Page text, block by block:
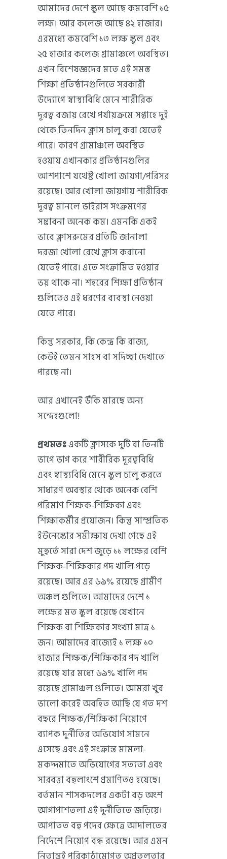
আমাদের দেশে স্কুল আছে কমবেশি ১৫
লক্ষ। আর কলেজ আছে ৪২ হাজার।
এরমধ্যে কমবেশি ১৩ লক্ষ স্কুল এবং
২৫ হাজার কলেজ গ্রামাঞ্চলে অবস্থিত।
এখন বিশেষজ্ঞদের মতে এই সমস্ত
শিক্ষা প্রতিষ্ঠানগুলিতে সরকারী
উদ্যোগে স্বাস্থ্যবিধি মেনে শারীরিক
দূরত্ব বজায় রেখে পর্যায়ক্রমে সপ্তাহে দুই
থেকে তিনদিন ক্লাস চালু করা যেতেই
পারে। কারণ গ্রামাঞ্চলে অবস্থিত
হওয়ায় এখানকার প্রতিষ্ঠানগুলির
আশপাশে যথেষ্ট খোলা জায়গা/পরিসর
রয়েছে। আর খোলা জায়গায় শারীরিক
দূরত্ব মানলে ভাইরাস সংক্রমণের
সম্ভাবনা অনেক কম। এমনকি একই
ভাবে ক্লাসরুমের প্রতিটি জানালা
দরজা খোলা রেখে ক্লাস করানো
যেতেই পারে। এতে সংক্রামিত হওয়ার
ভয় থাকে না। শহরের শিক্ষা প্রতিষ্ঠান
গুলিতেও এই ধরণের ব্যবস্থা নেওয়া
যেতে পারে।
কিন্তু সরকার, কি কেন্দ্র কি রাজ্য,
কেউই তেমন সাহস বা সদিচ্ছা দেখাতে
পারছে না।
আর এখানেই উঁকি মারছে অন্য
সন্দেহগুলো!
প্রথমতঃএকটি ক্লাসকে দুটি বা তিনটি
ভাগে ভাগ করে শারীরিক দূরত্ববিধি
এবং স্বাস্থ্যবিধি মেনে স্কুল চালু করতে
সাধারণ অবস্থার থেকে অনেক বেশি
পরিমাণ শিক্ষক-শিক্ষিকা এবং
শিক্ষাকর্মীর প্রয়োজন। কিন্তু সাম্প্রতিক
ইউনেস্কোর সমীক্ষায় দেখা গেছে এই
মুহুর্তে সারা দেশ জুড়ে ১১ লক্ষের বেশি
শিক্ষক-শিক্ষিকার পদ খালি পড়ে
রয়েছে। আর এর ৬৯% রয়েছে গ্রামীণ
অঞ্চল গুলিতে। আমাদের দেশে ১
লক্ষের মত স্কুল রয়েছে যেখানে
শিক্ষক বা শিক্ষিকার সংখ্যা মাত্র ১
জন। আমাদের রাজ্যেই ১ লক্ষ ১০
হাজার শিক্ষক/শিক্ষিকার পদ খালি
রয়েছে যার মধ্যে ৬৯% খালি পদ
রয়েছে গ্রামাঞ্চল গুলিতে। আমরা খুব
ভালো করেই অবহিত আছি যে গত দশ
বছরে শিক্ষক/শিক্ষিকা নিয়োগে
ব্যাপক দুর্নীতির অভিযোগ সামনে
এসেছে এবং এই সংক্রান্ত মামলা-
মকদ্দমাতে অভিযোগের সত্যতা এবং
সারবত্তা বহুলাংশে প্রমাণিতও হয়েছে।
বর্তমান শাসকদলের একটা বড় অংশ
আগাপাশতলা এই দুর্নীতিতে জড়িয়ে।
আপাতত বহু পদের ক্ষেত্রে আদালতের
নির্দেশে নিয়োগ বন্ধ রয়েছে। আর এমন
নিতান্তই পরিকাঠামোগত অপ্রতুলতার